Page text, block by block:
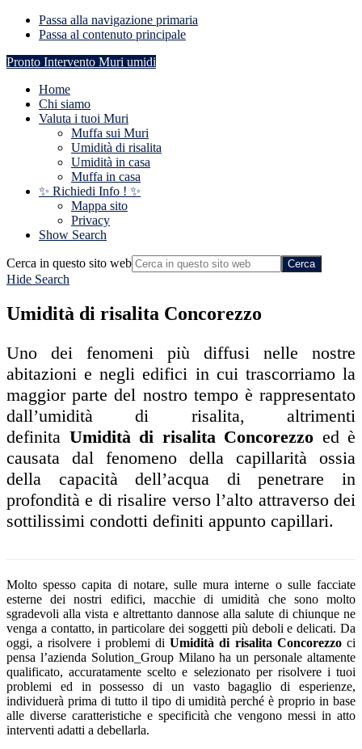
Passa alla navigazione primaria
Passa al contenuto principale
Pronto Intervento Muri umidi
Home
Chi siamo
Valuta i tuoi Muri
Muffa sui Muri
Umidità di risalita
Umidità in casa
Muffa in casa
✨ Richiedi Info ! ✨
Mappa sito
Privacy
Show Search
Cerca in questo sito web
Hide Search
Umidità di risalita Concorezzo
Uno dei fenomeni più diffusi nelle nostre
abitazioni e negli edifici in cui trascorriamo la
maggior parte del nostro tempo è rappresentato
dall’umidità di risalita, altrimenti
definita Umidità di risalita Concorezzo ed è
causata dal fenomeno della capillarità ossia
della capacità dell’acqua di penetrare in
profondità e di risalire verso l’alto attraverso dei
sottilissimi condotti definiti appunto capillari.
Molto spesso capita di notare, sulle mura interne o sulle facciate
esterne dei nostri edifici, macchie di umidità che sono molto
sgradevoli alla vista e altrettanto dannose alla salute di chiunque ne
venga a contatto, in particolare dei soggetti più deboli e delicati. Da
oggi, a risolvere i problemi diUmidità di risalita Concorezzoci
pensa l’azienda Solution_Group Milano ha un personale altamente
qualificato, accuratamente scelto e selezionato per risolvere i tuoi
problemi ed in possesso di un vasto bagaglio di esperienze,
individuerà prima di tutto il tipo di umidità perché è proprio in base
alle diverse caratteristiche e specificità che vengono messi in atto
interventi adatti a debellarla.